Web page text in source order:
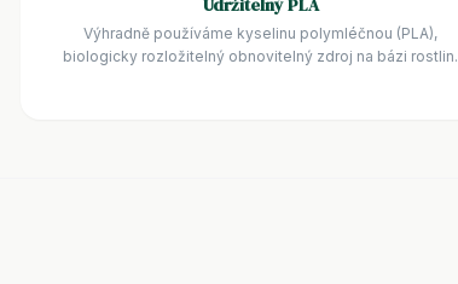
Udržitelný PLA
Výhradně používáme kyselinu polymléčnou (PLA),
biologicky rozložitelný obnovitelný zdroj na bázi rostlin.